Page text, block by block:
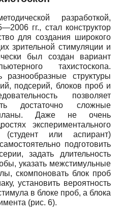
разработкой,
гг., стал конструктор
для создания широкого
зрительной стимуляции и
был создан вариант
тахистоскопа.
разнообразные структуры
подсерий, блоков проб и
позволяет
достаточно сложные
планы. Даже не очень
экспериментального
(студент или аспирант)
подготовить
задать длительность
указать межстимульные
скомпоновать блок проб
установить вероятность
в блоке проб, а блока
(рис. 6).